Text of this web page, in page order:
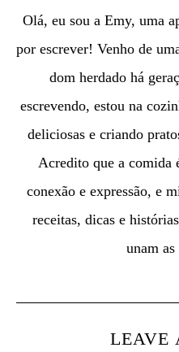
Olá, eu sou a Emy, uma
por escrever! Venho de
dom herdado há
escrevendo, estou na
deliciosas e criando
Acredito que a comida
conexão e expressão, e
receitas, dicas e
unam as
LEAVE